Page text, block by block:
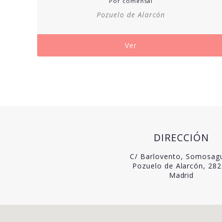
Pozuelo de Alarcón
Ver
DIRECCIÓN
C/ Barlovento,
Pozuelo de Alarcón,
Madrid